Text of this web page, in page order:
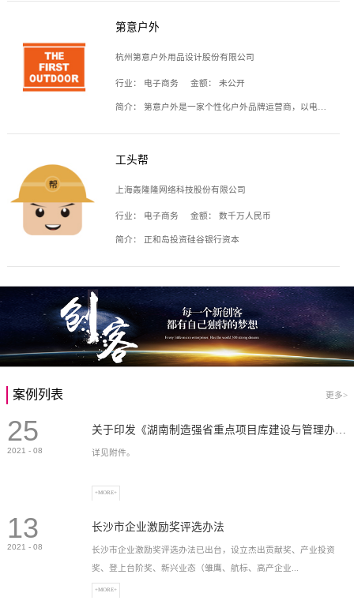
第意户外
杭州第意户外用品设计股份有限公司
行业： 电子商务 金额： 未公开
简介： 第意户外是一家个性化户外品牌运营商，以电子商务为主要载体，主要从事户外产品的设计、生产、销售业务，产品包含冲锋衣、户外鞋、户外背包等。
工头帮
上海轰隆隆网络科技股份有限公司
行业： 电子商务 金额： 数千万人民币
简介： 正和岛投资硅谷银行资本
案例列表 更多>
25
2021 - 08 详见附件。
+MORE+
13
2021 - 08
长沙市企业激励奖评选办法
长沙市企业激励奖评选办法已出台，设立杰出贡献奖、产业投资
奖、登上台阶奖、新兴业态（雏鹰、航标、高产企业...
+MORE+